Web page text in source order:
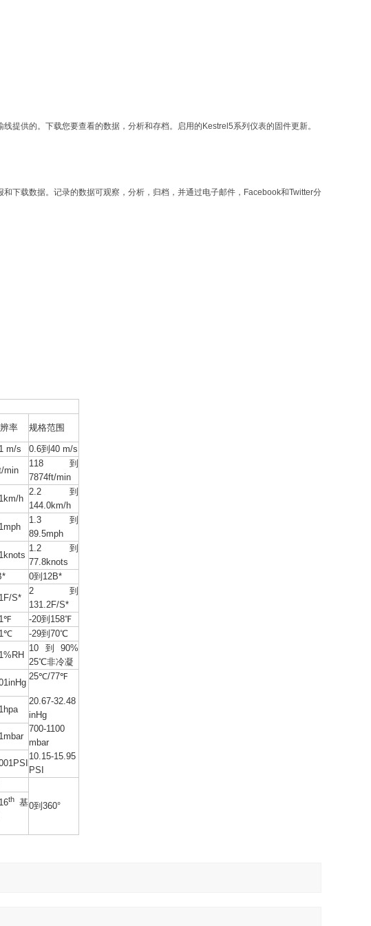
提供的。下载您要查看的数据，分析和存档。启用的Kestrel5系列仪表的固件更新。
下载数据。记录的数据可观察，分析，归档，并通过电子邮件，Facebook和Twitter分
率 规格范围
m/s 0.6到40 m/s
min
118到
7874ft/min
h
2.2到
144.0km/h
1.3到
89.5mph
1.2到
77.8knots
0到12B*
S*
2到
131.2F/S*
-20到158℉
-29到70℃
10到90%
25℃非冷凝
25℃/77℉
20.67-32.48
inHg
700-1100
mbar
10.15-15.95
PSI
0到360°
th 基